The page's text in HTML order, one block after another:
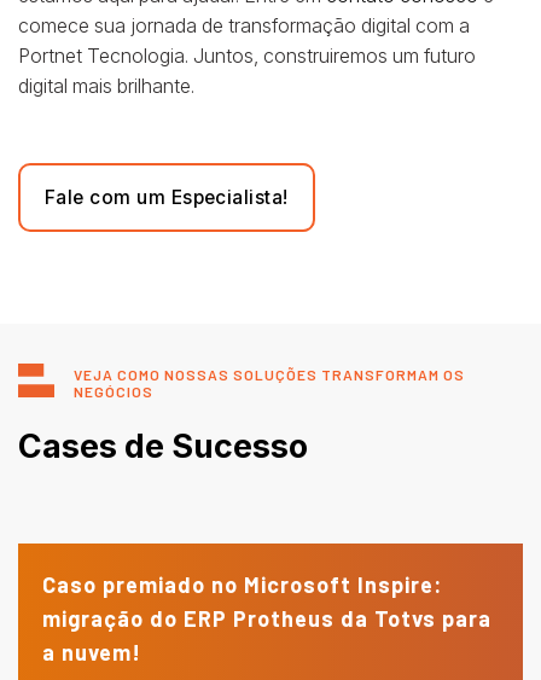
comece sua jornada de transformação digital com a
Portnet Tecnologia. Juntos, construiremos um futuro
digital mais brilhante.
Fale com um Especialista!
VEJA COMO NOSSAS SOLUÇÕES TRANSFORMAM OS
NEGÓCIOS
Cases de Sucesso
Caso premiado no Microsoft Inspire:
migração do ERP Protheus da Totvs para
a nuvem!